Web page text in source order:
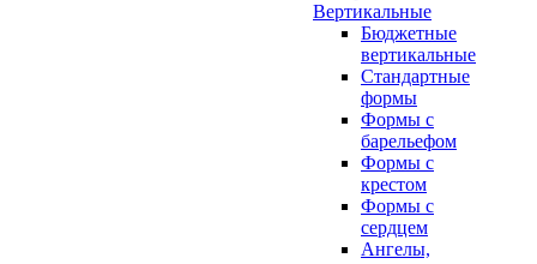
Вертикальные
Бюджетные
вертикальные
Стандартные
формы
Формы с
барельефом
Формы с
крестом
Формы с
сердцем
Ангелы,